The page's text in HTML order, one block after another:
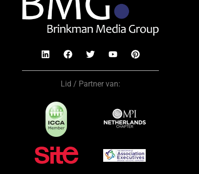
Lid / Partner van: